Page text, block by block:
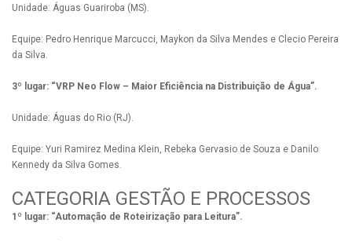
Unidade: Águas Guariroba (MS).
Equipe: Pedro Henrique Marcucci, Maykon da Silva Mendes e Clecio Pereira
da Silva.
3º lugar: “VRP Neo Flow – Maior Eficiência na Distribuição de Água”.
Unidade: Águas do Rio (RJ).
Equipe: Yuri Ramirez Medina Klein, Rebeka Gervasio de Souza e Danilo
Kennedy da Silva Gomes.
CATEGORIA GESTÃO E PROCESSOS
1º lugar: “Automação de Roteirização para Leitura”.